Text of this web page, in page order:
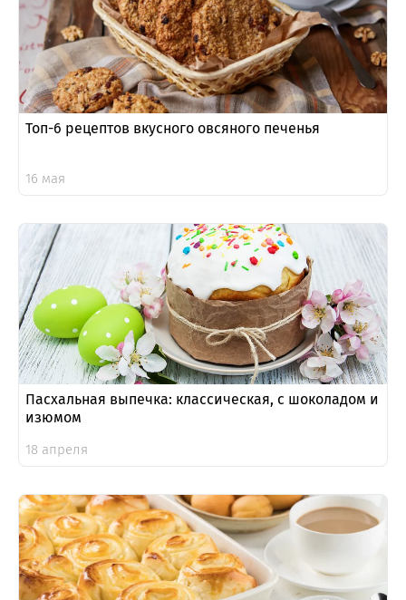
Топ-6 рецептов вкусного овсяного печенья
16 мая
Пасхальная выпечка: классическая, с шоколадом и
изюмом
18 апреля